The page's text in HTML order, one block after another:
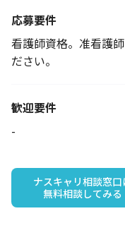
応募要件
看護師資格。准看護
ださい。
歓迎要件
-
ナスキャリ相談窓口
無料相談してみる